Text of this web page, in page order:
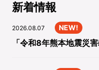
新着情報
2026.08.07 NEW!
「令和8年熊本地震災